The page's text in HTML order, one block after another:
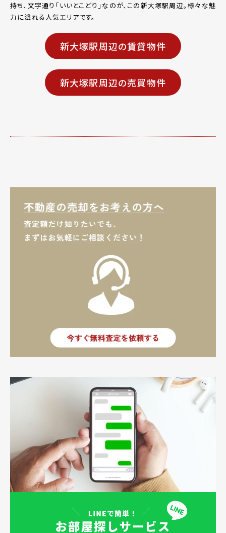
持ち、文字通り「いいとこどり」なのが、この新大塚駅周辺。様々な魅
力に溢れる人気エリアです。
新大塚駅周辺の賃貸物件
新大塚駅周辺の売買物件